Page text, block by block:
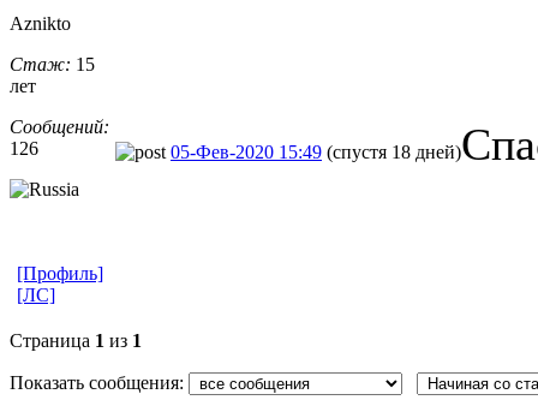
Aznikto
Стаж: 15
лет
Сообщений:
126
05-Фев-2020 15:49 (спустя 18 дней)
[Профиль]
[ЛС]
Страница 1 из 1
Показать сообщения: